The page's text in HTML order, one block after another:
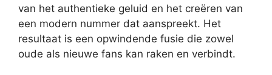
van het authentieke geluid en het creëren van
een modern nummer dat aanspreekt. Het
resultaat is een opwindende fusie die zowel
oude als nieuwe fans kan raken en verbindt.